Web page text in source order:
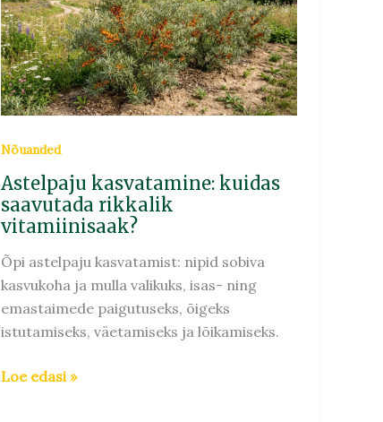
Nõuanded
Astelpaju kasvatamine: kuidas
saavutada rikkalik
vitamiinisaak?
Õpi astelpaju kasvatamist: nipid sobiva
kasvukoha ja mulla valikuks, isas- ning
emastaimede paigutuseks, õigeks
istutamiseks, väetamiseks ja lõikamiseks.
kuidas
saavutada
rikkalik
vitamiinisaak?
Loe edasi »